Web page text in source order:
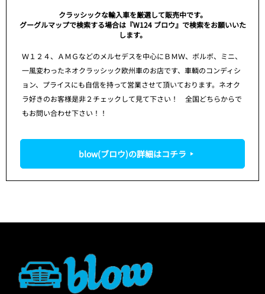
クラッシックな輸入車を厳選して販売中です。
グーグルマップで検索する場合は『W124 ブロウ』で検索をお願いいた
します。
Ｗ１２４、ＡＭＧなどのメルセデスを中心にＢＭＷ、ボルボ、ミニ、
一風変わったネオクラッシック欧州車のお店です、車輌のコンディシ
ョン、プライスにも自信を持って営業させて頂いております。ネオク
ラ好きのお客様是非２チェックして見て下さい！ 全国どちらからで
もお問い合わせ下さい！！
blow(ブロウ)の詳細はコチラ